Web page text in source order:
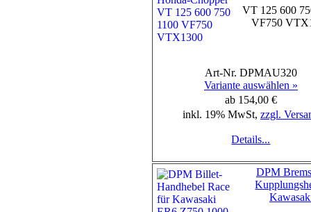
VT 125 600
VF750
Art-Nr. DPMAU320
Variante auswählen »
ab 154,00 €
inkl. 19% MwSt, zzgl.
Details...
DPM